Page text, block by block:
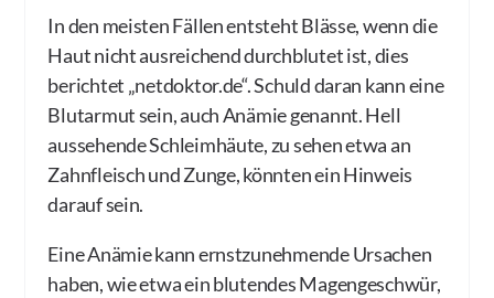
In den meisten Fällen entsteht Blässe, wenn die
Haut nicht ausreichend durchblutet ist, dies
berichtet „netdoktor.de“. Schuld daran kann eine
Blutarmut sein, auch Anämie genannt. Hell
aussehende Schleimhäute, zu sehen etwa an
Zahnfleisch und Zunge, könnten ein Hinweis
darauf sein.
Eine Anämie kann ernstzunehmende Ursachen
haben, wie etwa ein blutendes Magengeschwür,